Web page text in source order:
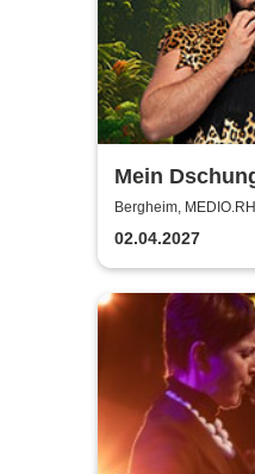
Mein
Karibik
Bergheim,
02.04.2027